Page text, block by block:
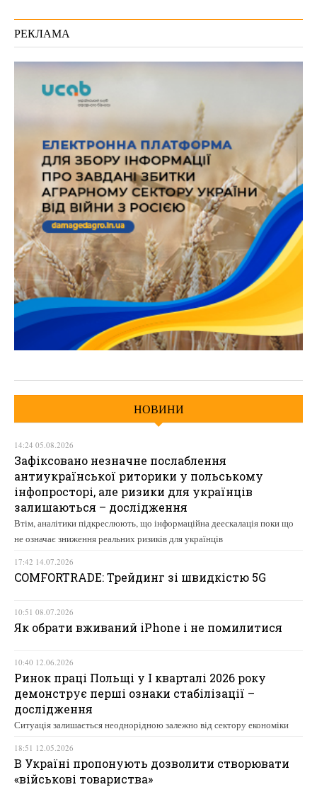
РЕКЛАМА
НОВИНИ
14:24 05.08.2026
Зафіксовано незначне послаблення
антиукраїнської риторики у польському
інфопросторі, але ризики для українців
залишаються – дослідження
Втім, аналітики підкреслюють, що інформаційна деескалація поки що
не означає зниження реальних ризиків для українців
17:42 14.07.2026
COMFORTRADE: Трейдинг зі швидкістю 5G
10:51 08.07.2026
Як обрати вживаний iPhone і не помилитися
10:40 12.06.2026
Ринок праці Польщі у І кварталі 2026 року
демонструє перші ознаки стабілізації –
дослідження
Ситуація залишається неоднорідною залежно від сектору економіки
18:51 12.05.2026
В Україні пропонують дозволити створювати
«військові товариства»